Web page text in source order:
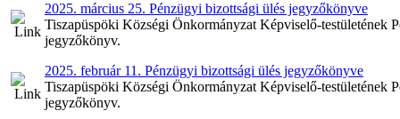
2025. március 25. Pénzügyi bizottsági ülés jegyzőkönyve
Tiszapüspöki Községi Önkormányzat Képviselő-testületének
jegyzőkönyv.
2025. február 11. Pénzügyi bizottsági ülés jegyzőkönyve
Tiszapüspöki Községi Önkormányzat Képviselő-testületének
jegyzőkönyv.